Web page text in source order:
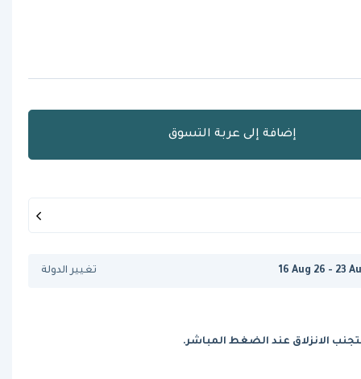
إضافة إلى عربة التسوق
16 Aug 26 - 23 تغيير الدولة
الانزلاق عند الضغط المباشر.